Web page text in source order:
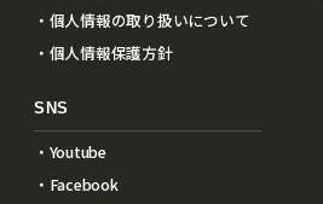
・個人情報の取り扱いについて
・個人情報保護方針
SNS
・Youtube
・Facebook